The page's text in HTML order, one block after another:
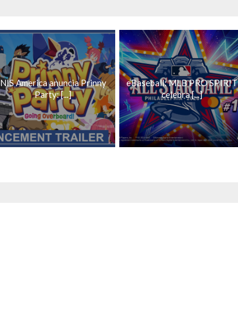
NIS America anuncia Prinny
Party: [...]
eBaseball: MLB PRO SPIRIT
celebra [...]